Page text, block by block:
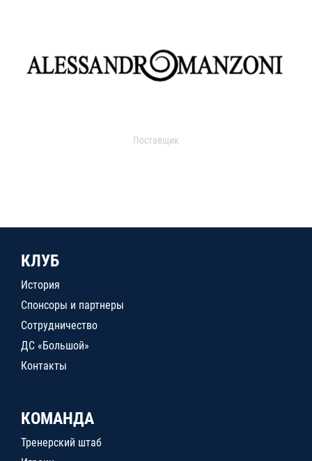
Поставщик
КЛУБ
История
Спонсоры и партнеры
Сотрудничество
ДС «Большой»
Контакты
КОМАНДА
Тренерский штаб